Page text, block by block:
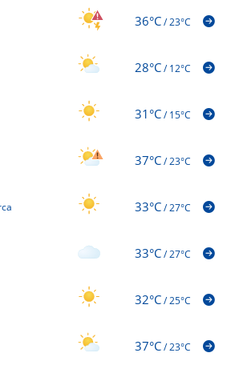
36°C/23°C
28°C/12°C
31°C/15°C
37°C/23°C
33°C/27°C
33°C/27°C
32°C/25°C
37°C/23°C